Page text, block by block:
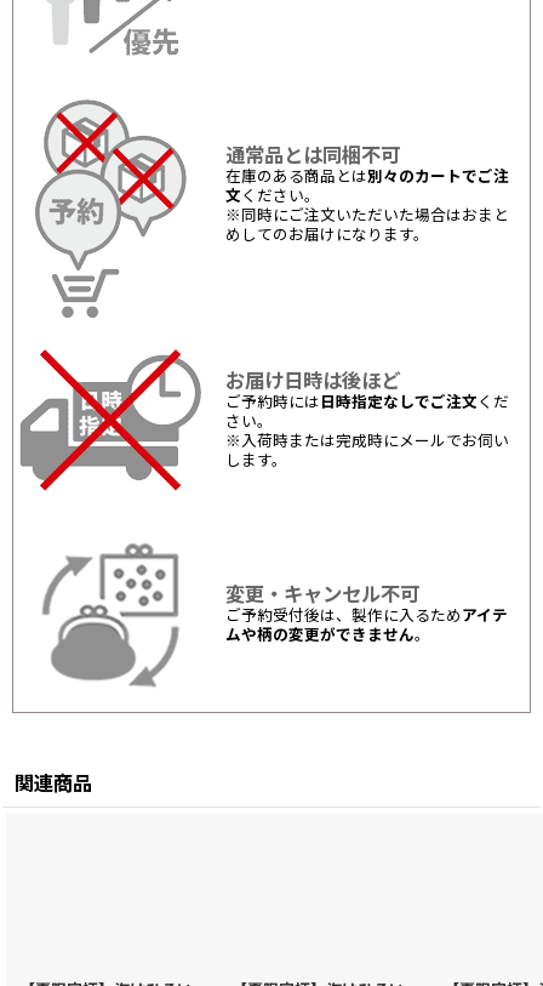
通常品とは同梱不可
在庫のある商品とは別々のカートでご注
文 ください。
※同時にご注文いただいた場合はおまと
めしてのお届けになります。
お届け日時は後ほど
ご予約時には 日時指定なしでご注文 くだ
さい。
※入荷時または完成時にメールでお伺い
します。
変更・キャンセル不可
ご予約受付後は、製作に入るため アイテ
ムや柄の変更ができません。
関連商品